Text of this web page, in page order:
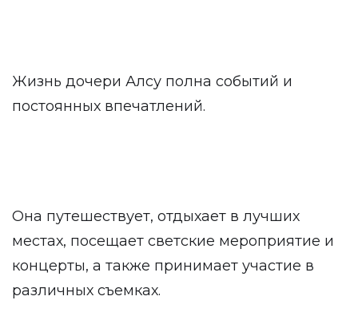
Жизнь дочери Алсу полна событий и
постоянных впечатлений.
Она путешествует, отдыхает в лучших
местах, посещает светские мероприятие и
концерты, а также принимает участие в
различных съемках.